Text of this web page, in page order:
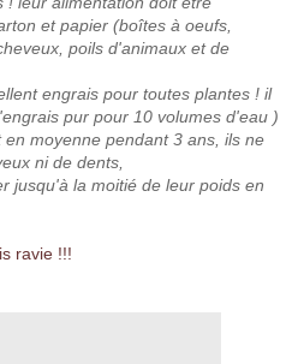
et papier (boîtes à oeufs,
poils d'animaux et de
engrais pour toutes plantes ! il
pur pour 10 volumes d'eau )
moyenne pendant 3 ans, ils ne
ni de dents,
jusqu'à la moitié de leur poids en
ravie !!!